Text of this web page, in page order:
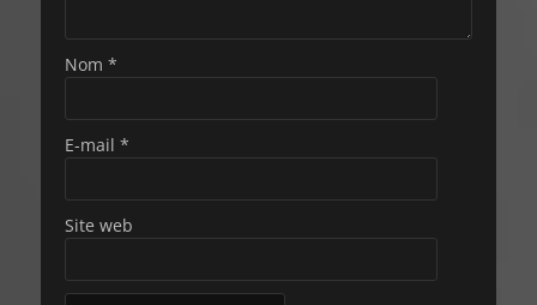
Nom *
E-mail *
Site web